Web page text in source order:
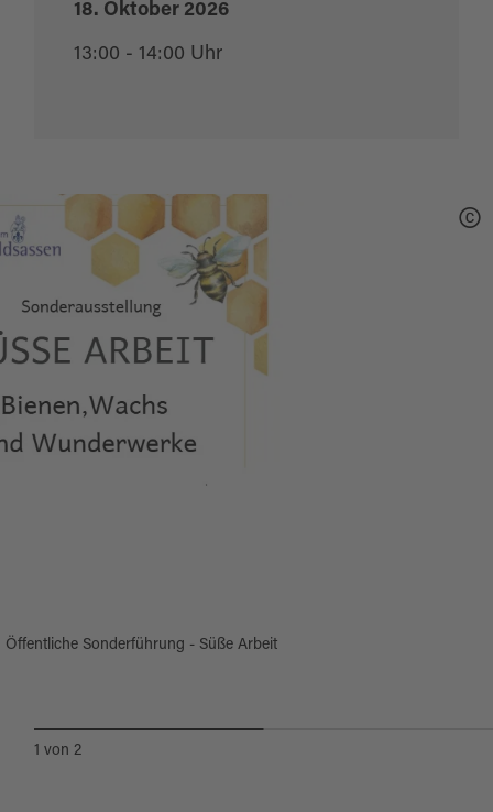
18. Oktober 2026
13:00 - 14:00 Uhr
Öffentliche Sonderführung - Süße Arbeit
1 von2